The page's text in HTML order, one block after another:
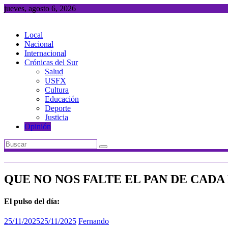
Saltar
jueves, agosto 6, 2026
Local
Nacional
Internacional
Crónicas del Sur
Salud
USFX
Cultura
Educación
Deporte
Justicia
Opinión
QUE NO NOS FALTE EL PAN DE
El pulso del día:
25/11/202525/11/2025 Fernando